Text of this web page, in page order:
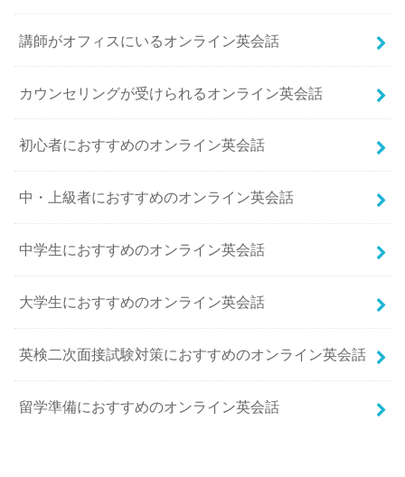
講師がオフィスにいるオンライン英会話
カウンセリングが受けられるオンライン英会話
初心者におすすめのオンライン英会話
中・上級者におすすめのオンライン英会話
中学生におすすめのオンライン英会話
大学生におすすめのオンライン英会話
英検二次面接試験対策におすすめのオンライン英会話
留学準備におすすめのオンライン英会話